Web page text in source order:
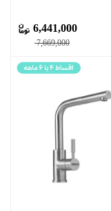
7,669,000
6,441,000